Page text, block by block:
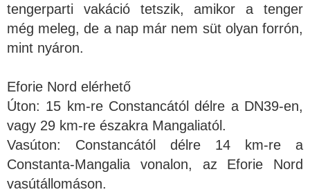
tengerparti vakáció tetszik, amikor a tenger
még meleg, de a nap már nem süt olyan forrón,
mint nyáron.
Eforie Nord elérhető
Úton: 15 km-re Constancától délre a DN39-en,
vagy 29 km-re északra Mangaliatól.
Vasúton: Constancától délre 14 km-re a
Constanta-Mangalia vonalon, az Eforie Nord
vasútállomáson.